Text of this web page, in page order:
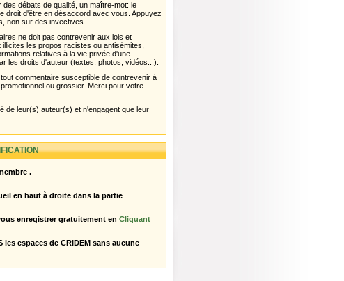
débats de qualité, un maître-mot: le
droit d'être en désaccord avec vous. Appuyez
non sur des invectives.
ne doit pas contrevenir aux lois et
les propos racistes ou antisémites,
relatives à la vie privée d'une
les droits d'auteur (textes, photos, vidéos...).
commentaire susceptible de contrevenir à
ou grossier. Merci pour votre
de leur(s) auteur(s) et n'engagent que leur
.
en haut à droite dans la partie
enregistrer gratuitement en Cliquant
espaces de CRIDEM sans aucune